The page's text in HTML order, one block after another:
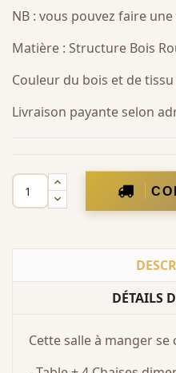
NB : vous pouvez faire
Matière : Structure Bois
Couleur du bois et de
Livraison payante selon
DÉTAILS
Cette salle à manger se